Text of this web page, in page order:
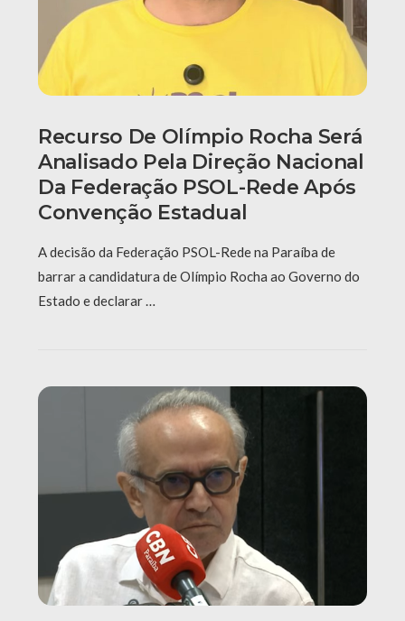
Recurso De Olímpio Rocha Será
Analisado Pela Direção Nacional
Da Federação PSOL-Rede Após
Convenção Estadual
A decisão da Federação PSOL-Rede na Paraíba de
barrar a candidatura de Olímpio Rocha ao Governo do
Estado e declarar …